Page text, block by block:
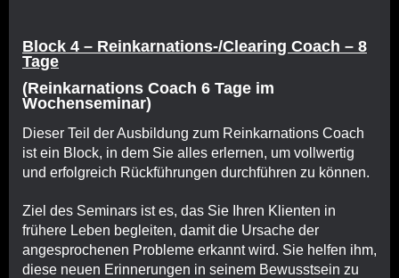
Block 4 – Reinkarnations-/Clearing Coach – 8
Tage
(Reinkarnations Coach 6 Tage im
Wochenseminar)
Dieser Teil der Ausbildung zum Reinkarnations Coach
ist ein Block, in dem Sie alles erlernen, um vollwertig
und erfolgreich Rückführungen durchführen zu können.
Ziel des Seminars ist es, das Sie Ihren Klienten in
frühere Leben begleiten, damit die Ursache der
angesprochenen Probleme erkannt wird. Sie helfen ihm,
diese neuen Erinnerungen in seinem Bewusstsein zu